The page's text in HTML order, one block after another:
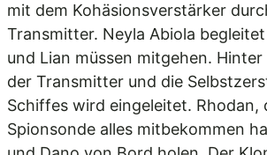
mit dem Kohäsionsverstärker
Transmitter. Neyla Abiola
und Lian müssen mitgehen.
der Transmitter und die
Schiffes wird eingeleitet. Rhodan,
Spionsonde alles mitbekommen